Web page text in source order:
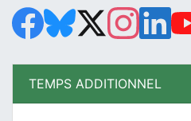
TEMPS ADDITIONNEL